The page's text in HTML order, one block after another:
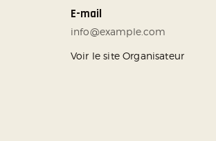
E-mail
info@example.com
Voir le site Organisateur